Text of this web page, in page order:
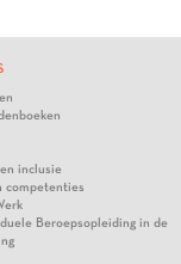
inclusie
competenties
Beroepsopleiding in de